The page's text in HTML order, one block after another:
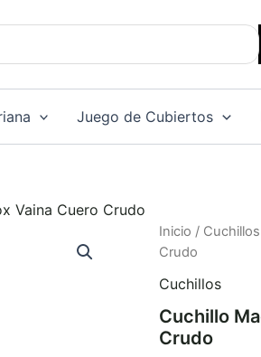
Juego de Cubiertos
Vaina Cuero Crudo
Inicio / Cuchillos
Crudo
Cuchillos
Cuchillo
Crudo
Cuchillo
Madera
Alpaca
Cm
Acero